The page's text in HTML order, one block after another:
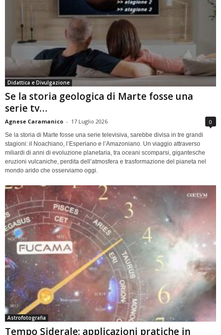
Didattica e Divulgazione
Se la storia geologica di Marte fosse una
serie tv…
Agnese Caramanico - 17 Luglio 2026 0
Se la storia di Marte fosse una serie televisiva, sarebbe divisa in tre grandi
stagioni: il Noachiano, l’Esperiano e l’Amazoniano. Un viaggio attraverso
miliardi di anni di evoluzione planetaria, tra oceani scomparsi, gigantesche
eruzioni vulcaniche, perdita dell’atmosfera e trasformazione del pianeta nel
mondo arido che osserviamo oggi.
Astrofotografia
Tempo Siderale: applicazioni pratiche in